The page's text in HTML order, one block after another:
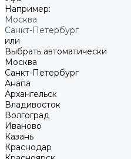
Например:
Москва
Санкт-Петербург
или
Выбрать автоматически
Москва
Санкт-Петербург
Анапа
Архангельск
Владивосток
Волгоград
Иваново
Казань
Краснодар